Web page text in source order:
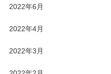
2022年6月
2022年4月
2022年3月